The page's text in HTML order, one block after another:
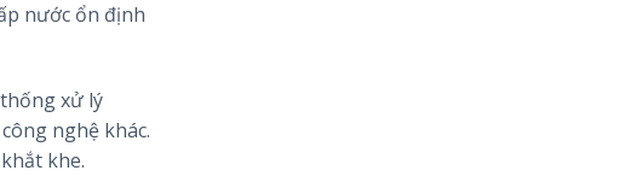
nước ổn định
xử lý
nghệ khác.
khe.